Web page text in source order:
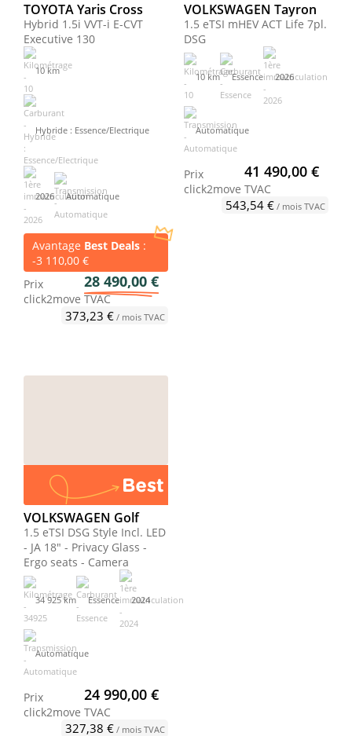
TOYOTA Yaris Cross
Hybrid 1.5i VVT-i E-CVT
Executive 130
10 km
Hybride : Essence/Electrique
2026 Automatique
Avantage Best Deals :
-3 110,00 €
Prix
click2move
28 490,00 €
TVAC
373,23 €/ mois TVAC
VOLKSWAGEN Tayron
1.5 eTSI mHEV ACT Life 7pl.
DSG
10 km Essence 2026
Automatique
Prix
click2move
41 490,00 €
TVAC
543,54 €/ mois TVAC
VOLKSWAGEN Golf
1.5 eTSI DSG Style Incl. LED
- JA 18" - Privacy Glass -
Ergo seats - Camera
34 925 km Essence 2024
Automatique
Prix
click2move
24 990,00 €
TVAC
327,38 €/ mois TVAC